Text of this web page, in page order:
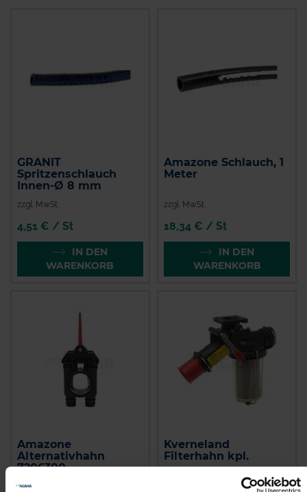
GRANIT
Spritzenschlauch
Innen-Ø 8 mm
zzgl. MwSt.
4,51 € / St
IN DEN
WARENKORB
Amazone Schlauch, 1
Meter
zzgl. MwSt.
18,34 € / St
IN DEN
WARENKORB
Amazone
Alternativhahn
7206300
zzgl. MwSt.
Kverneland
Filterhahn kpl.